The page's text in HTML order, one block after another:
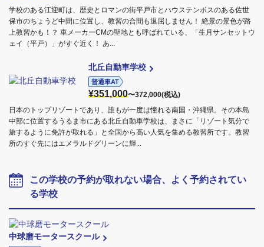
学校のある江迎町は、歴史とロマンの街平戸市とハウステンボスのある佐世
保市のちょうど中間に位置し、教習の合間も退屈しません！ 絶景の景色が路
上教習かも！？ 車メーカーCMの聖地とも呼ばれている、「生月サンセットウ
ェイ（平戸）」がすぐ近く！ あ...
北丘自動車学校
普通車AT
¥351,000〜372,000(税込)
日本のトップリゾートであり、誰もが一度は憧れる南国・沖縄県。その本島
中部に位置するうるま市にある北丘自動車学校は、まさに「リゾート気分で
旅するように免許が取れる」と全国から高い人気を集める教習所です。教習
所のすぐ先にはエメラルドグリーンに輝...
この学校の予約が取れない場合、よく予約されてい
る学校
中球磨モータースクール